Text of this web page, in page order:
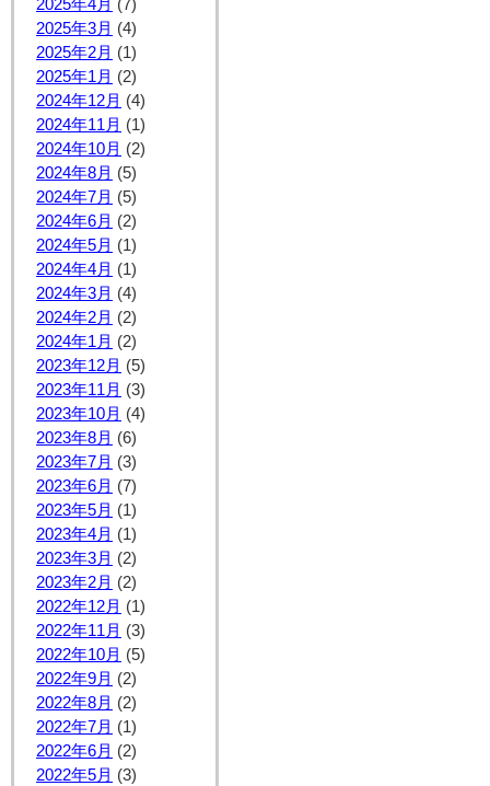
2025年4月 (7)
2025年3月 (4)
2025年2月 (1)
2025年1月 (2)
2024年12月 (4)
2024年11月 (1)
2024年10月 (2)
2024年8月 (5)
2024年7月 (5)
2024年6月 (2)
2024年5月 (1)
2024年4月 (1)
2024年3月 (4)
2024年2月 (2)
2024年1月 (2)
2023年12月 (5)
2023年11月 (3)
2023年10月 (4)
2023年8月 (6)
2023年7月 (3)
2023年6月 (7)
2023年5月 (1)
2023年4月 (1)
2023年3月 (2)
2023年2月 (2)
2022年12月 (1)
2022年11月 (3)
2022年10月 (5)
2022年9月 (2)
2022年8月 (2)
2022年7月 (1)
2022年6月 (2)
2022年5月 (3)